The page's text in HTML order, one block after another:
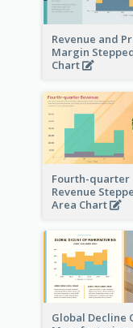
Revenue and
Margin
Chart
Fourth-quarter
Revenue
Area Chart
Global Decline